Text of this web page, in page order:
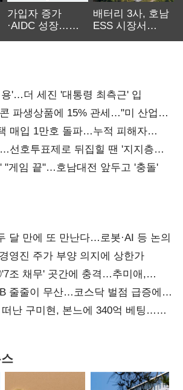
가입자 증가
·AIDC 성장…
배터리 3사, 호남
ESS 시장서
'…더 세진 '대통령 최측근' 입
파생상품에 15% 관세…"미 산업
매입 1만호 돌파…누적 피해자
선호투표제로 뒤집힐 땐 '지지층
"게임 끝"…호남대전 앞두고 '충돌'
달 만에 또 만난다…로봇·AI 등 논의
영진 주가 부양 의지에 상한가
조 채무' 곳간에 충격…추미애,
' 선언 승부수
줄줄이 무산…코스닥 벌점 급증에
난 구미현, 본느에 340억 베팅…